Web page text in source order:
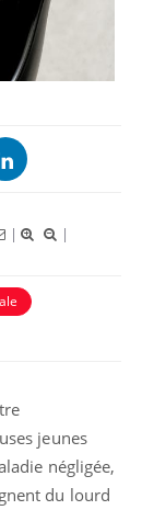
|
|
jeunes
négligée,
du lourd